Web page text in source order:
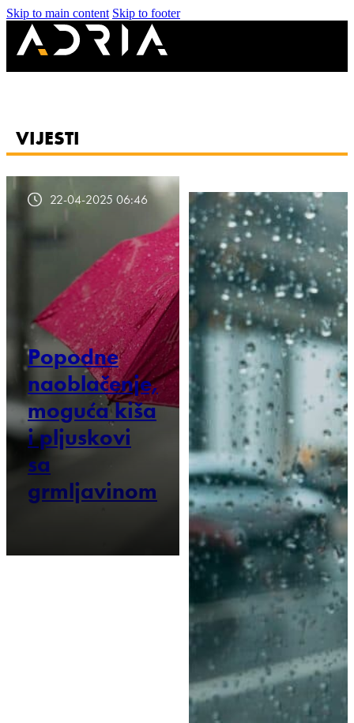
Skip to main content Skip to footer
VIJESTI
22-04-2025 06:46
Popodne
naoblačenje,
moguća kiša
i pljuskovi
sa
grmljavinom